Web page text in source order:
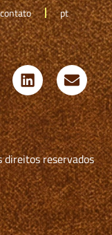
contato pt
direitos reservados